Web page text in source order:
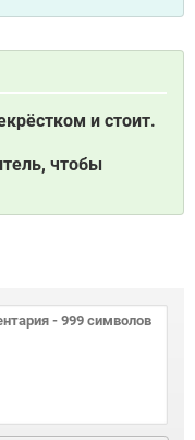
и стоит.
чтобы